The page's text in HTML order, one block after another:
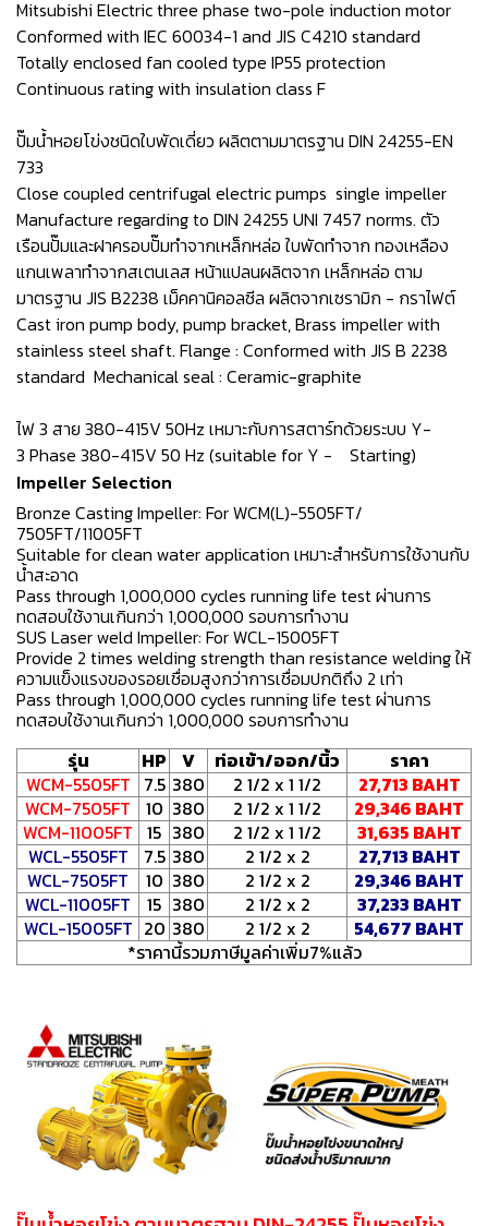
Mitsubishi Electric three phase two-pole induction motor
Conformed with IEC 60034-1 and JIS C4210 standard
Totally enclosed fan cooled type IP55 protection
Continuous rating with insulation class F
ปั๊มน้ำหอยโข่งชนิดใบพัดเดี่ยว ผลิตตามมาตรฐาน DIN 24255-EN
733
Close coupled centrifugal electric pumps single impeller
Manufacture regarding to DIN 24255 UNI 7457 norms. ตัว
เรือนปั๊มและฝาครอบปั๊มทำจากเหล็กหล่อ ใบพัดทำจาก ทองเหลือง
แกนเพลาทำจากสเตนเลส หน้าแปลนผลิตจาก เหล็กหล่อ ตาม
มาตรฐาน JIS B2238 เม็คคานิคอลซีล ผลิตจากเซรามิก - กราไฟต์
Cast iron pump body, pump bracket, Brass impeller with
stainless steel shaft. Flange : Conformed with JIS B 2238
standard Mechanical seal : Ceramic-graphite
ไฟ 3 สาย 380-415V 50Hz เหมาะกับการสตาร์ทด้วยระบบ Y-
3 Phase 380-415V 50 Hz (suitable for Y - Starting)
Impeller Selection
Bronze Casting Impeller: For WCM(L)-5505FT/
7505FT/11005FT
Suitable for clean water application เหมาะสำหรับการใช้งานกับ
น้ำสะอาด
Pass through 1,000,000 cycles running life test ผ่านการ
ทดสอบใช้งานเกินกว่า 1,000,000 รอบการทำงาน
SUS Laser weld Impeller: For WCL-15005FT
Provide 2 times welding strength than resistance welding ให้
ความแข็งแรงของรอยเชื่อมสูงกว่าการเชื่อมปกติถึง 2 เท่า
Pass through 1,000,000 cycles running life test ผ่านการ
ทดสอบใช้งานเกินกว่า 1,000,000 รอบการทำงาน
รุ่น
HP V ท่อเข้า/ออก/นิ้ว
ราคา
WCM-5505FT 7.5 380 2 1/2 x 1 1/2
27,713 BAHT
WCM-7505FT
10 380 2 1/2 x 1 1/2
29,346 BAHT
WCM-11005FT 15 380 2 1/2 x 1 1/2
31,635 BAHT
WCL-5505FT
7.5 380 2 1/2 x 2
27,713 BAHT
WCL-7505FT
10 380 2 1/2 x 2
29,346 BAHT
WCL-11005FT
15 380 2 1/2 x 2
37,233 BAHT
WCL-15005FT 20 380 2 1/2 x 2
54,677 BAHT
*ราคานี้รวมภาษีมูลค่าเพิ่ม7%แล้ว